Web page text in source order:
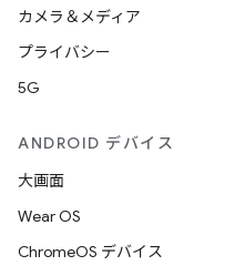
カメラ＆メディア
プライバシー
5G
ANDROID デバイス
大画面
Wear OS
ChromeOS デバイス